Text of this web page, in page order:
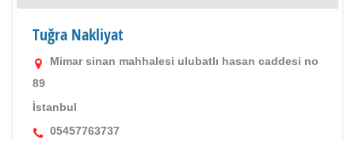
Tuğra Nakliyat
Mimar sinan mahhalesi ulubatlı hasan caddesi no
89
İstanbul
05457763737